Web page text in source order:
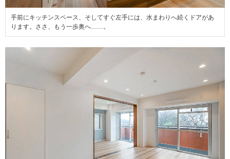
手前にキッチンスペース、そしてすぐ左手には、水まわりへ続くドアがあ
ります。ささ、もう一歩奥へ……。